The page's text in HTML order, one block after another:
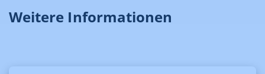
Weitere Informationen